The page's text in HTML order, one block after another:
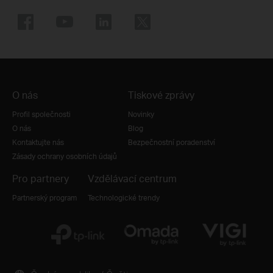
O nás
Profil společnosti
O nás
Kontaktujte nás
Zásady ochrany osobních údajů
Tiskové zprávy
Novinky
Blog
Bezpečnostní poradenství
Pro partnery
Partnerský program
Vzdělávací centrum
Technologické trendy